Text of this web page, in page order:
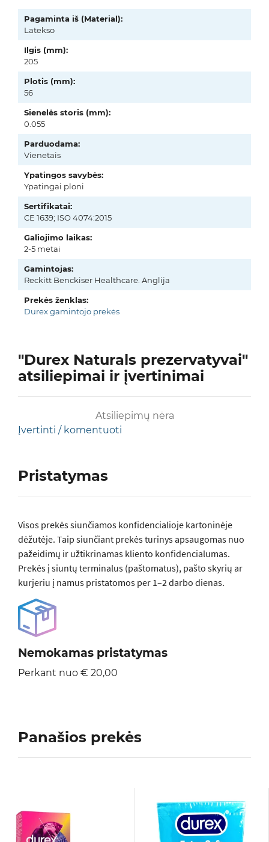
Pagaminta iš (Material):
Latekso
Ilgis (mm):
205
Plotis (mm):
56
Sienelės storis (mm):
0.055
Parduodama:
Vienetais
Ypatingos savybės:
Ypatingai ploni
Sertifikatai:
CE 1639; ISO 4074:2015
Galiojimo laikas:
2-5 metai
Gamintojas:
Reckitt Benckiser Healthcare. Anglija
Prekės ženklas:
Durex gamintojo prekės
"Durex Naturals prezervatyvai"
atsiliepimai ir įvertinimai
Atsiliepimų nėra
Įvertinti / komentuoti
Pristatymas
Visos prеkės siunčiamos konfidencialioje kartoninėje
dėžutėje. Taip siunčiant prekės turinys apsaugomas nuo
pažeidimų ir užtikrinamas kliento konfidencialumas.
Prekės į siuntų terminalus (paštomatus), pašto skyrių ar
kurjeriu į namus pristatomos per 1–2 darbo dienas.
Nemokamas pristatymas
Perkant nuo € 20,00
Panašios prekės